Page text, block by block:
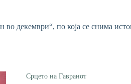
декември“, по која се снима
Срцето на Гавранот